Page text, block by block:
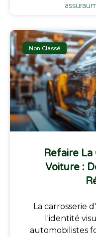
Non Classé
Refaire La
Voiture :
La carrosserie
l'identité
automobilistes